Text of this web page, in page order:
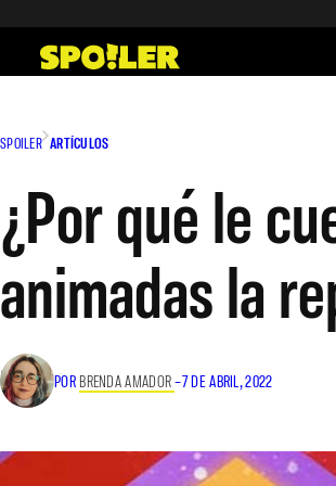
contenido
SPOILER ARTÍCULOS
¿Por qué le
animadas la
POR BRENDA AMADOR–7 DE ABRIL, 2022